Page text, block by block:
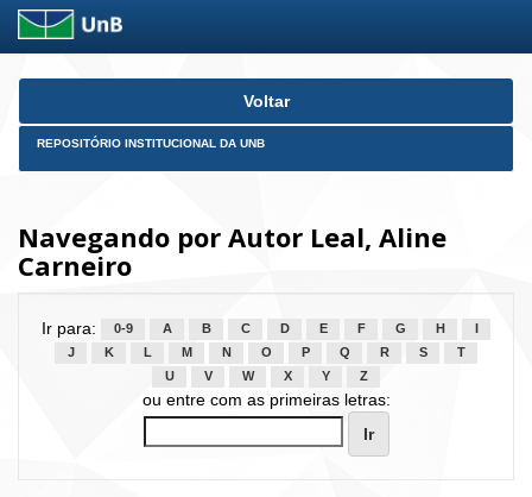
Skip
Voltar
REPOSITÓRIO INSTITUCIONAL DA UNB
Navegando por Autor Leal, Aline
Carneiro
Ir para: 0-9 A B C D E F G H
J
K L M N O P Q R S
T
U
V W X Y Z
ou entre com as primeiras letras: